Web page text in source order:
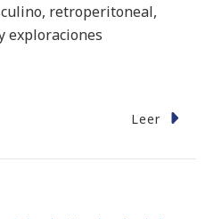
retroperitoneal,
exploraciones
Leer